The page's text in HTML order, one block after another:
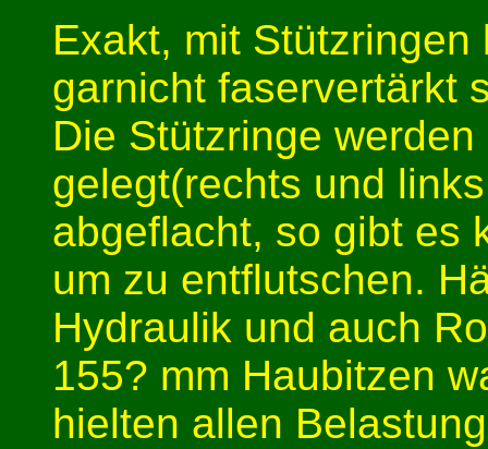
Exakt, mit
garnicht faservertärkt
Die Stützringe
gelegt(rechts und
abgeflacht, so gibt es
um zu entflutschen.
Hydraulik und auch
155? mm Haubitzen
hielten allen